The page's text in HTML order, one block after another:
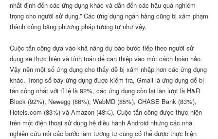
nhất định đến các ứng dụng khác và dẫn đến các hậu quả nghiêm
trọng cho người sử dụng.” Các ứng dụng ngân hàng cũng bị xâm phạm
thành công bằng phương pháp tương tự như vậy.
Cuộc tấn công dựa vào khả năng dự báo bước tiếp theo người sử
dụng sẽ thực hiện và tính toán để can thiệp vào một cách hoàn hảo.
Vậy nên một số ứng dụng cho thấy dễ bị xâm nhập hơn các ứng dụng
khác. Trong số bảy ứng dụng được kiểm tra, Gmail là ứng dụng dễ bị
tấn công nhất với tỉ lệ là 92%, các ứng dụng còn lại lần lượt là H&R
Block (92%), Newegg (86%), WebMD (85%), CHASE Bank (83%),
Hotels.com (83%) và Amazon (48%). Cuộc tấn công được thực hiện
trên một điện thoại sử dụng hệ điều hành Android nhưng các nhà
nghiên cứu nói các bước làm tương tự cũng có thể được thực hiện